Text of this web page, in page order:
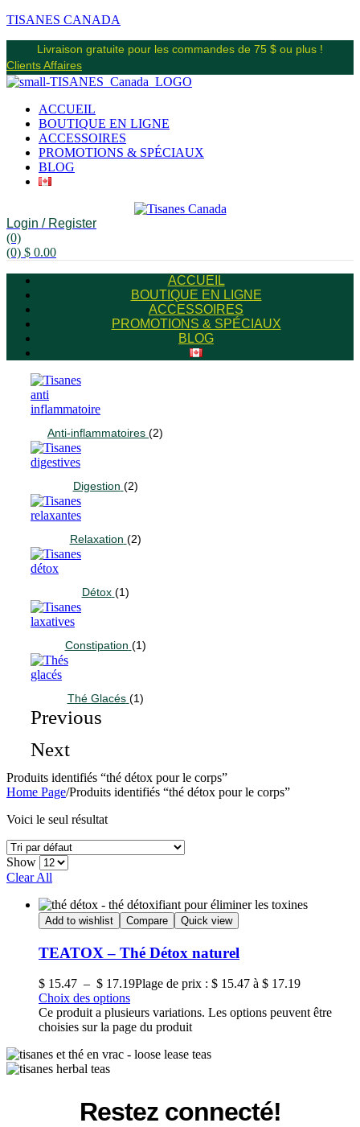
TISANES CANADA
Livraison gratuite pour les commandes de 75 $ ou plus !
Clients Affaires
ACCUEIL
BOUTIQUE EN LIGNE
ACCESSOIRES
PROMOTIONS & SPÉCIAUX
BLOG
Login / Register
(0)
(0) $ 0.00
ACCUEIL
BOUTIQUE EN LIGNE
ACCESSOIRES
PROMOTIONS & SPÉCIAUX
BLOG
Anti-inflammatoires (2)
Digestion (2)
Relaxation (2)
Détox (1)
Constipation (1)
Thé Glacés (1)
Previous
Next
Produits identifiés “thé détox pour le corps”
Home Page/Produits identifiés “thé détox pour le corps”
Voici le seul résultat
Show
Clear All
Add to wishlist Compare Quick view
TEATOX – Thé Détox naturel
$ 15.47 – $ 17.19Plage de prix : $ 15.47 à $ 17.19
Choix des options
Ce produit a plusieurs variations. Les options peuvent être
choisies sur la page du produit
Restez connecté!